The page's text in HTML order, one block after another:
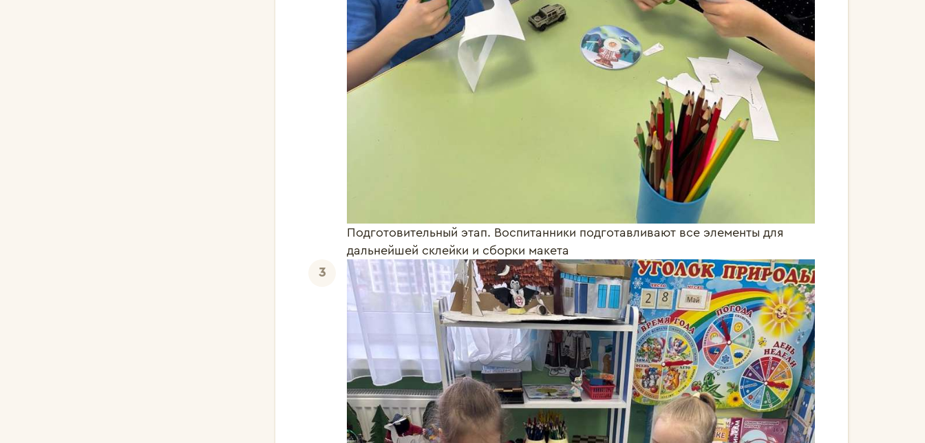
Подготовительный этап. Воспитанники подготавливают все элементы для
дальнейшей склейки и сборки макета
3